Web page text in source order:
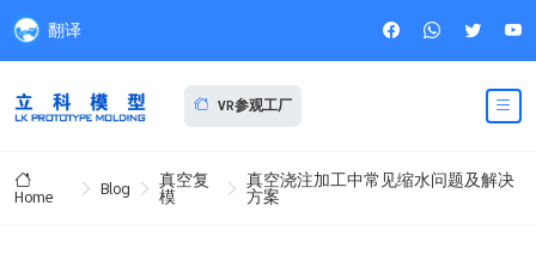
翻译
VR参观工厂
Home Blog 真空复
模
真空浇注加工中常见缩水问题及解决
方案